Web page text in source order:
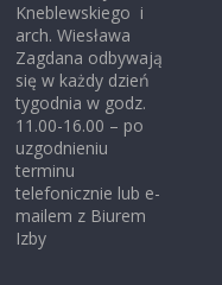
Kneblewskiego i
arch. Wiesława
Zagdana odbywają
się w każdy dzień
tygodnia w godz.
11.00-16.00 – po
uzgodnieniu
terminu
telefonicznie lub e-
mailem z Biurem
Izby